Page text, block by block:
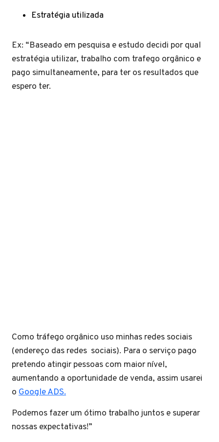
Estratégia utilizada
Ex: “Baseado em pesquisa e estudo decidi por qual
estratégia utilizar, trabalho com trafego orgânico e
pago simultaneamente, para ter os resultados que
espero ter.
Como tráfego orgânico uso minhas redes sociais
(endereço das redes sociais). Para o serviço pago
pretendo atingir pessoas com maior nível,
aumentando a oportunidade de venda, assim usarei
o Google ADS.
Podemos fazer um ótimo trabalho juntos e superar
nossas expectativas!”